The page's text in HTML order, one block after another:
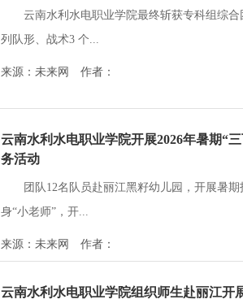
云南水利水电职业学院最终斩获专科组综
列队形、战术3 个...
来源：未来网 作者：
云南水利水电职业学院开展2026年暑期“
务活动
团队12名队员赴丽江黑籽幼儿园，开展暑
身“小老师”，开...
来源：未来网 作者：
云南水利水电职业学院组织师生赴丽江开